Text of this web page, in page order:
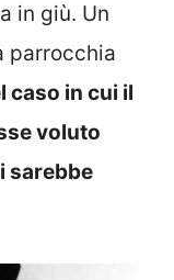
in giù. Un
parrocchia
caso in cui il
voluto
sarebbe